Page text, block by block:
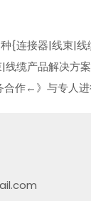
{连接器|线束|线
缆产品解决方
作←》与专人进